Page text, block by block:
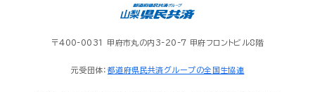
〒400-0031 甲府市丸の内3-20-7 甲府フロントビル8階
元受団体： 都道府県民共済グループの全国生協連